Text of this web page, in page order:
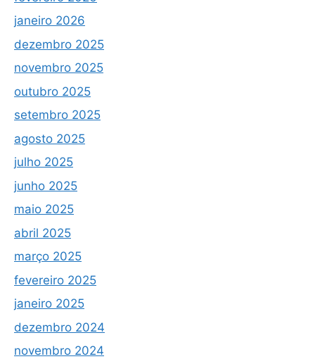
janeiro 2026
dezembro 2025
novembro 2025
outubro 2025
setembro 2025
agosto 2025
julho 2025
junho 2025
maio 2025
abril 2025
março 2025
fevereiro 2025
janeiro 2025
dezembro 2024
novembro 2024